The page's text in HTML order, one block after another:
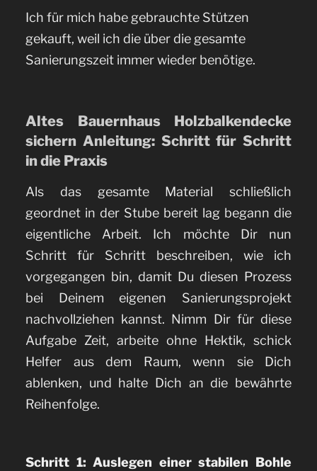
Ich für mich habe gebrauchte Stützen
gekauft, weil ich die über die gesamte
Sanierungszeit immer wieder benötige.
Altes Bauernhaus Holzbalkendecke
sichern Anleitung: Schritt für Schritt
in die Praxis
Als das gesamte Material schließlich
geordnet in der Stube bereit lag begann die
eigentliche Arbeit. Ich möchte Dir nun
Schritt für Schritt beschreiben, wie ich
vorgegangen bin, damit Du diesen Prozess
bei Deinem eigenen Sanierungsprojekt
nachvollziehen kannst. Nimm Dir für diese
Aufgabe Zeit, arbeite ohne Hektik, schick
Helfer aus dem Raum, wenn sie Dich
ablenken, und halte Dich an die bewährte
Reihenfolge.
Schritt 1: Auslegen einer stabilen Bohle